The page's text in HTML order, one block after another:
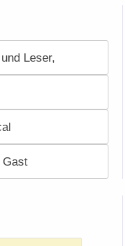
Leser,